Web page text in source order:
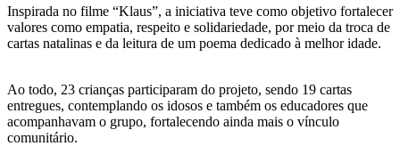
Inspirada no filme “Klaus”, a iniciativa teve como objetivo fortalecer
valores como empatia, respeito e solidariedade, por meio da troca de
cartas natalinas e da leitura de um poema dedicado à melhor idade.
Ao todo, 23 crianças participaram do projeto, sendo 19 cartas
entregues, contemplando os idosos e também os educadores que
acompanhavam o grupo, fortalecendo ainda mais o vínculo
comunitário.